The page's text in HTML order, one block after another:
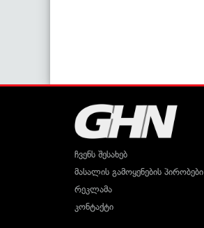
ჩვენს შესახებ
მასალის გამოყენების პირობები
რეკლამა
კონტაქტი